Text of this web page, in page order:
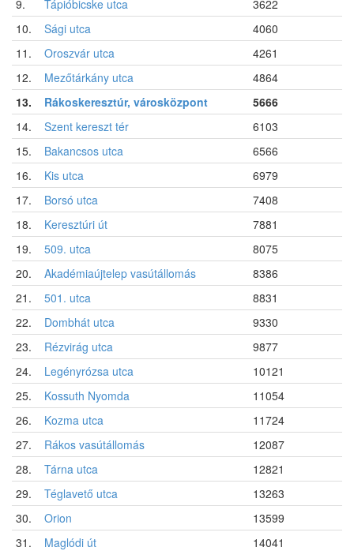
9.
Tápióbicske utca
3622
10.
Sági utca
4060
11.
Oroszvár utca
4261
12.
Mezőtárkány utca
4864
13.
Rákoskeresztúr, városközpont
5666
14.
Szent kereszt tér
6103
15.
Bakancsos utca
6566
16.
Kis utca
6979
17.
Borsó utca
7408
18.
Keresztúri út
7881
19.
509. utca
8075
20.
Akadémiaújtelep vasútállomás
8386
21.
501. utca
8831
22.
Dombhát utca
9330
23.
Rézvirág utca
9877
24.
Legényrózsa utca
10121
25.
Kossuth Nyomda
11054
26.
Kozma utca
11724
27.
Rákos vasútállomás
12087
28.
Tárna utca
12821
29.
Téglavető utca
13263
30.
Orion
13599
31.
Maglódi út
14041